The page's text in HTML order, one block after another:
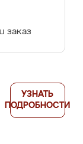
заказ
УЗНАТЬ
ПОДРОБНОСТИ